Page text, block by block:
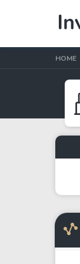
HOME